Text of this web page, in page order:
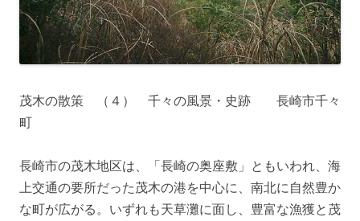
茂木の散策 （４） 千々の風景・史跡 長崎市千々
町
長崎市の茂木地区は、「長崎の奥座敷」ともいわれ、海
上交通の要所だった茂木の港を中心に、南北に自然豊か
な町が広がる。いずれも天草灘に面し、豊富な漁獲と茂